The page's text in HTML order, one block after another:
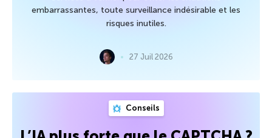
embarrassantes, toute surveillance indésirable et les
risques inutiles.
27 Juil 2026
Conseils